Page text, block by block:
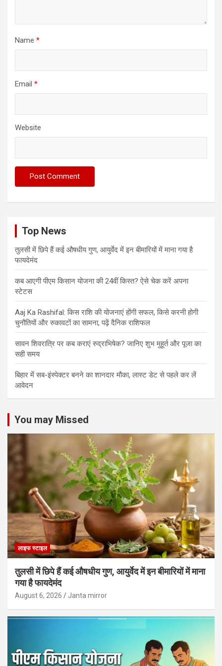
Name *
Email *
Website
Top News
तुलसी में छिपे हैं कई औषधीय गुण, आयुर्वेद में इन बीमारियों में माना गया है
फायदेमंद
कब आएगी पीएम किसान योजना की 24वीं किस्त? ऐसे चेक करें अपना
स्टेटस
Aaj Ka Rashifal: किस राशि की योजनाएं होंगी सफल, किसे करनी होगी
चुनौतियों और रुकावटों का सामना, पढ़ें दैनिक राशिफल
सावन शिवरात्रि पर कब कराएं रुद्राभिषेक? जानिए शुभ मुहूर्त और पूजा का
सही समय
बिहार में सब-इंस्पेक्टर बनने का शानदार मौका, लास्ट डेट से पहले कर लें
आवेदन
You may Missed
लाइफ स्टाइल
तुलसी में छिपे हैं कई औषधीय गुण, आयुर्वेद में इन बीमारियों में माना
गया है फायदेमंद
August 6, 2026 Janta mirror